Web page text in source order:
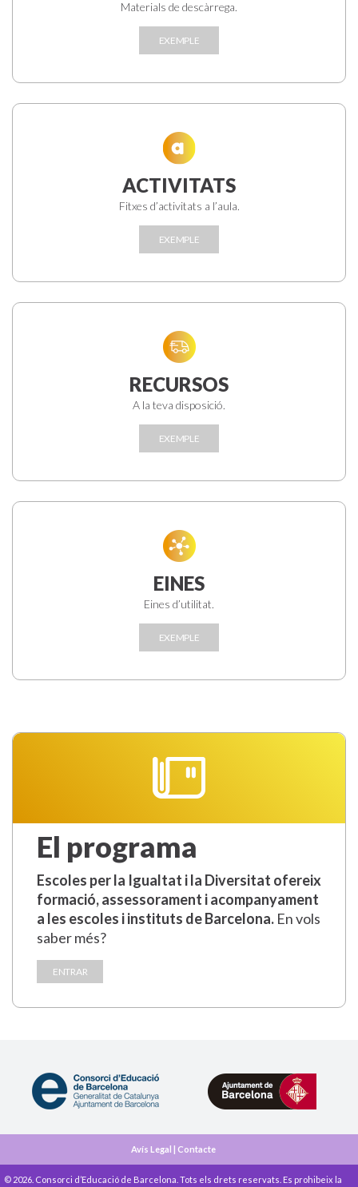
Materials de descàrrega.
EXEMPLE
ACTIVITATS
Fitxes d’activitats a l’aula.
EXEMPLE
RECURSOS
A la teva disposició.
EXEMPLE
EINES
Eines d’utilitat.
EXEMPLE
El programa
Escoles per la Igualtat i la Diversitat ofereix
formació, assessorament i acompanyament
a les escoles i instituts de Barcelona. En vols
saber més?
ENTRAR
Avís Legal | Contacte
© 2026. Consorci d’Educació de Barcelona. Tots els drets reservats. Es prohibeix la